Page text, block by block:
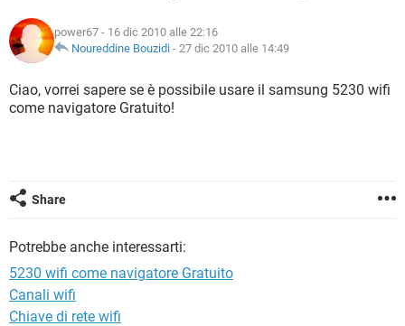
TIKTOK
HARDWARE
INSTAGRAM WHATSAPP
TIKTOK
HARDWARE
INTRATTENIMENTO
iOS WINDOWS 10
INSTAGRAM WHATSAPP
TIKTOK
COVID-19 GAMING
INTRATTENIMENTO
iOS WINDOWS 10
HARDWARE
GLOSSARIO
COVID-19
INTRATTENIMENTO
TIKTOK
power67 - 16 dic 2010 alle 22:16
Noureddine Bouzidi - 27 dic 2010 alle 14:49
Ciao, vorrei sapere se è possibile usare il samsung 5230 wifi
come navigatore Gratuito!
Share
Potrebbe anche interessarti:
5230 wifi come navigatore Gratuito
Canali wifi
Chiave di rete wifi